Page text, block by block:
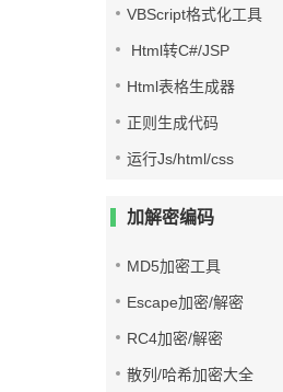
VBScript格式化工具
Html转C#/JSP
Html表格生成器
正则生成代码
运行Js/html/css
加解密编码
MD5加密工具
Escape加密/解密
RC4加密/解密
散列/哈希加密大全